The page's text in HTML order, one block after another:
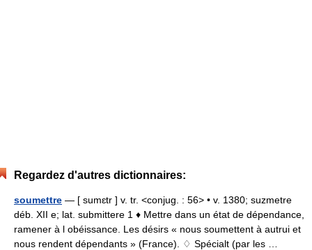
Regardez d'autres dictionnaires:
soumettre — [ sumɛtr ] v. tr. <conjug. : 56> • v. 1380; suzmetre
déb. XII e; lat. submittere 1 ♦ Mettre dans un état de dépendance,
ramener à l obéissance. Les désirs « nous soumettent à autrui et
nous rendent dépendants » (France). ♢ Spécialt (par les …